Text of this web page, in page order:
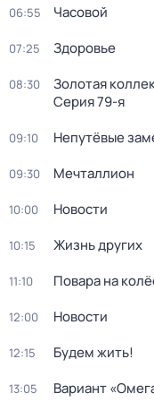
06:55 Часовой
07:25 Здоровье
08:30 Золотая
Серия 79-я
09:10 Непутёвые
09:30 Мечталлион
10:00 Новости
10:15 Жизнь других
11:10 Повара на
12:00 Новости
12:15 Будем жить!
13:05 Вариант